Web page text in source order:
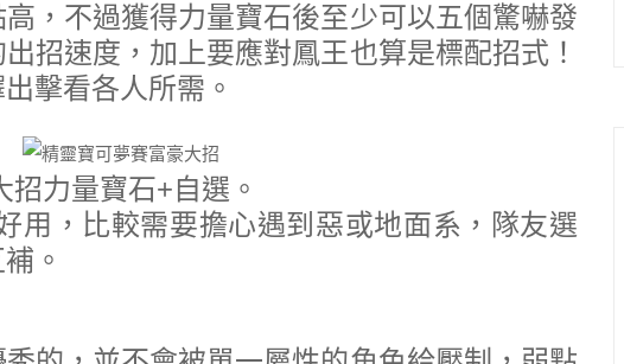
，不過獲得力量寶石後至少可以五個驚嚇發
招速度，加上要應對鳳王也算是標配招式！
擊看各人所需。
力量寶石+自選。
用，比較需要擔心遇到惡或地面系，隊友選
。